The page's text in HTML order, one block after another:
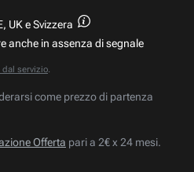
UK e Svizzera
anche in assenza di segnale
dal servizio.
come prezzo di partenza
Offerta pari a 2€ x 24 mesi.